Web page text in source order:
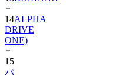
14ALPHA
DRIVE
ONE)
15
パ